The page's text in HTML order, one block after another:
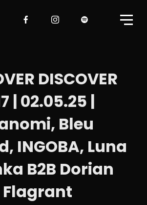
DISCOVER
| 02.05.25 |
Bleu
INGOBA, Luna
B2B Dorian
Flagrant